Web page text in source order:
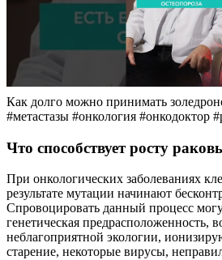
Как долго можно принимать
#метастазы #онкология #онкодоктор
Что способствует росту
При онкологических заболеваниях
результате мутации начинают
Спровоцировать данный процесс
генетическая предрасположенность,
неблагоприятной экологии,
старение, некоторые вирусы,